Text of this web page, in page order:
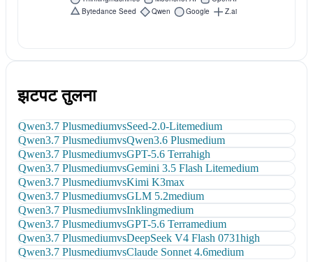
झटपट तुलना
Qwen3.7 PlusmediumvsSeed-2.0-Litemedium
Qwen3.7 PlusmediumvsQwen3.6 Plusmedium
Qwen3.7 PlusmediumvsGPT-5.6 Terrahigh
Qwen3.7 PlusmediumvsGemini 3.5 Flash Litemedium
Qwen3.7 PlusmediumvsKimi K3max
Qwen3.7 PlusmediumvsGLM 5.2medium
Qwen3.7 PlusmediumvsInklingmedium
Qwen3.7 PlusmediumvsGPT-5.6 Terramedium
Qwen3.7 PlusmediumvsDeepSeek V4 Flash 0731high
Qwen3.7 PlusmediumvsClaude Sonnet 4.6medium